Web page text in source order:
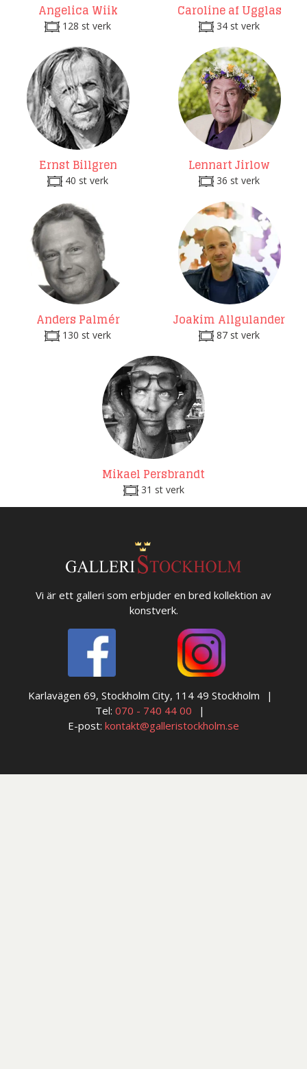
Angelica Wiik
128 st verk
Caroline af Ugglas
34 st verk
Ernst Billgren
40 st verk
Lennart Jirlow
36 st verk
Anders Palmér
130 st verk
Joakim Allgulander
87 st verk
Mikael Persbrandt
31 st verk
Vi är ett galleri som erbjuder en bred kollektion av
konstverk.
Karlavägen 69, Stockholm City, 114 49 Stockholm
Tel: 070 - 740 44 00
E-post: kontakt@galleristockholm.se